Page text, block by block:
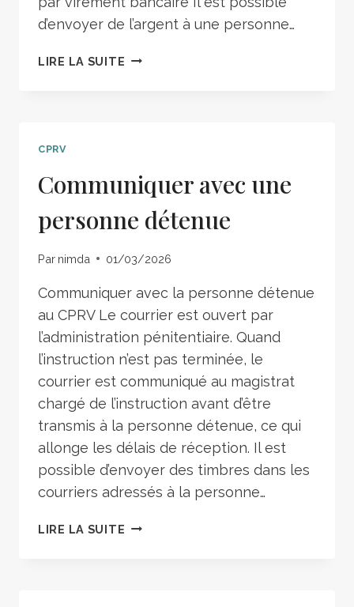
d’envoyer de l’argent à une personne…
LIRE LA SUITE
CPRV
Communiquer avec une
personne détenue
Par nimda 01/03/2026
Communiquer avec la personne détenue
au CPRV Le courrier est ouvert par
l’administration pénitentiaire. Quand
l’instruction n’est pas terminée, le
courrier est communiqué au magistrat
chargé de l’instruction avant d’être
transmis à la personne détenue, ce qui
allonge les délais de réception. Il est
possible d’envoyer des timbres dans les
courriers adressés à la personne…
LIRE LA SUITE